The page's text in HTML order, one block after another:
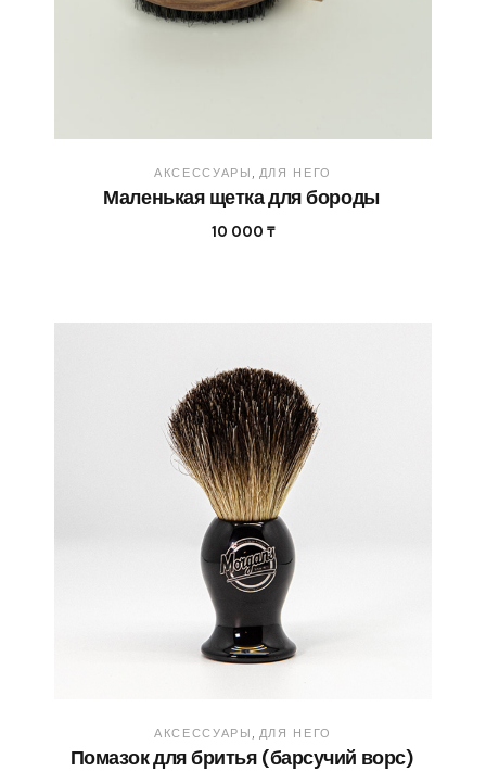
АКСЕССУАРЫ ДЛЯ НЕГО
Маленькая щетка для бороды
10 000 ₸
АКСЕССУАРЫ ДЛЯ НЕГО
Помазок для бритья (барсучий ворс)